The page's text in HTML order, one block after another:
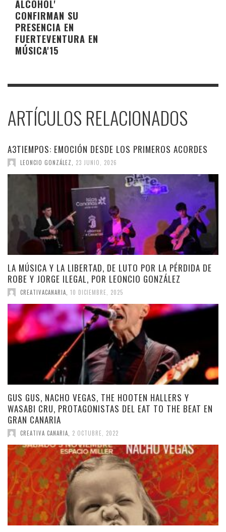
ALCOHOL'
CONFIRMAN SU
PRESENCIA EN
FUERTEVENTURA EN
MÚSICA'15
ARTÍCULOS RELACIONADOS
A3TIEMPOS: EMOCIÓN DESDE LOS PRIMEROS ACORDES
LEONCIO GONZÁLEZ 23 JUNIO, 2026
LA MÚSICA Y LA LIBERTAD, DE LUTO POR LA PÉRDIDA DE
ROBE Y JORGE ILEGAL, POR LEONCIO GONZÁLEZ
CREATIVACANARIA 10 DICIEMBRE, 2025
GUS GUS, NACHO VEGAS, THE HOOTEN HALLERS Y
WASABI CRU, PROTAGONISTAS DEL EAT TO THE BEAT EN
GRAN CANARIA
CREATIVA CANARIA 2 OCTUBRE, 2022